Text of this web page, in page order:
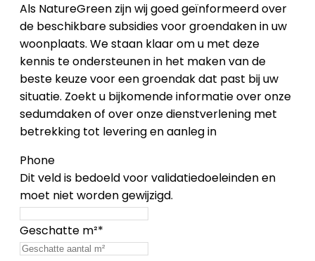
Als NatureGreen zijn wij goed geïnformeerd over
de beschikbare subsidies voor groendaken in uw
woonplaats. We staan klaar om u met deze
kennis te ondersteunen in het maken van de
beste keuze voor een groendak dat past bij uw
situatie. Zoekt u bijkomende informatie over onze
sedumdaken of over onze dienstverlening met
betrekking tot levering en aanleg in
Phone
Dit veld is bedoeld voor validatiedoeleinden en
moet niet worden gewijzigd.
Geschatte m²*